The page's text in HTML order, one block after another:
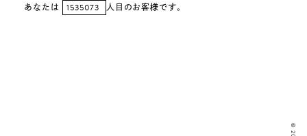
あなたは 1535073 人目のお客様です。